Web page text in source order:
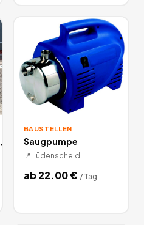
BAUSTELLEN
Saugpumpe
📍 Lüdenscheid
ab22.00€ / Tag